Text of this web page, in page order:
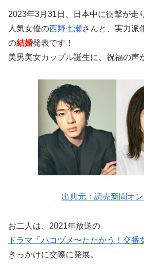
2023年3月31日、日本中に衝撃が走
人気女優の西野七瀬さんと、実力派
の結婚発表です！
美男美女カップル誕生に、祝福の声
出典元：読売新聞オ
お二人は、2021年放送の
ドラマ「ハコヅメ〜たたかう！交番
きっかけに交際に発展。